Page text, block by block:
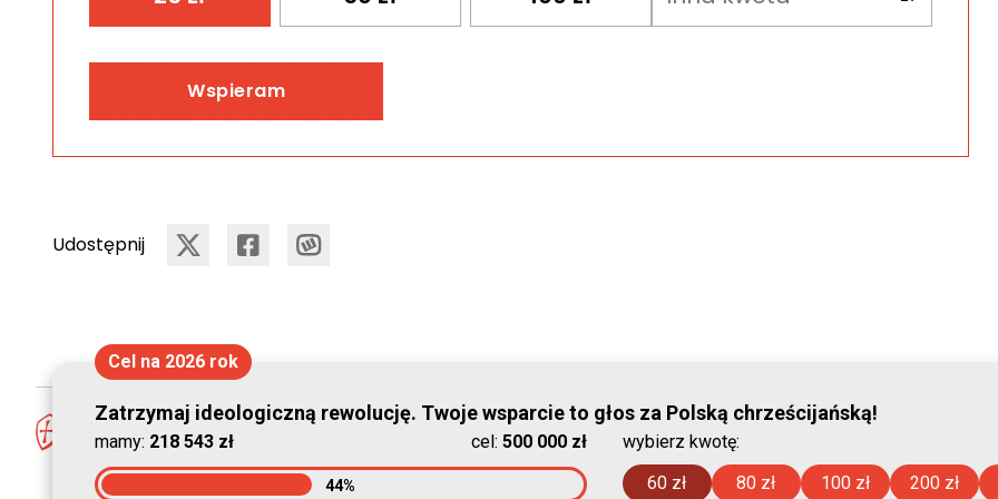
Wspieram
Udostępnij
©
Cel na 2026 rok
Zatrzymaj ideologiczną rewolucję. Twoje wsparcie to głos za Polską chrześcijańską!
mamy: 218 543 zł cel: 500 000 zł
44%
wybierz kwotę:
60 zł
80 zł 100 zł 200 zł